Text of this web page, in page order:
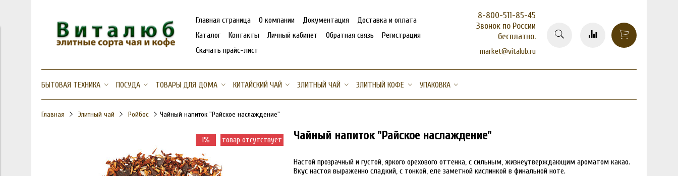
Главная страница О компании Документация
Доставка и оплата
Каталог
Контакты Личный кабинет Обратная связь
Регистрация
Скачать прайс-лист
8-800-511-85-45
Звонок по России
бесплатно.
market@vitalub.ru
БЫТОВАЯ ТЕХНИКА ПОСУДА ТОВАРЫ ДЛЯ ДОМА КИТАЙСКИЙ ЧАЙ ЭЛИТНЫЙ ЧАЙ ЭЛИТНЫЙ КОФЕ УПАКОВКА
Главная Элитный чай Ройбос Чайный напиток "Райское наслаждение"
1% товар отсутствует Чайный напиток "Райское наслаждение"
Настой прозрачный и густой, яркого орехового оттенка, с сильным, жизнеутверждающим ароматом какао.
Вкус настоя выраженно сладкий, с тонкой, еле заметной кислинкой в финальной ноте.